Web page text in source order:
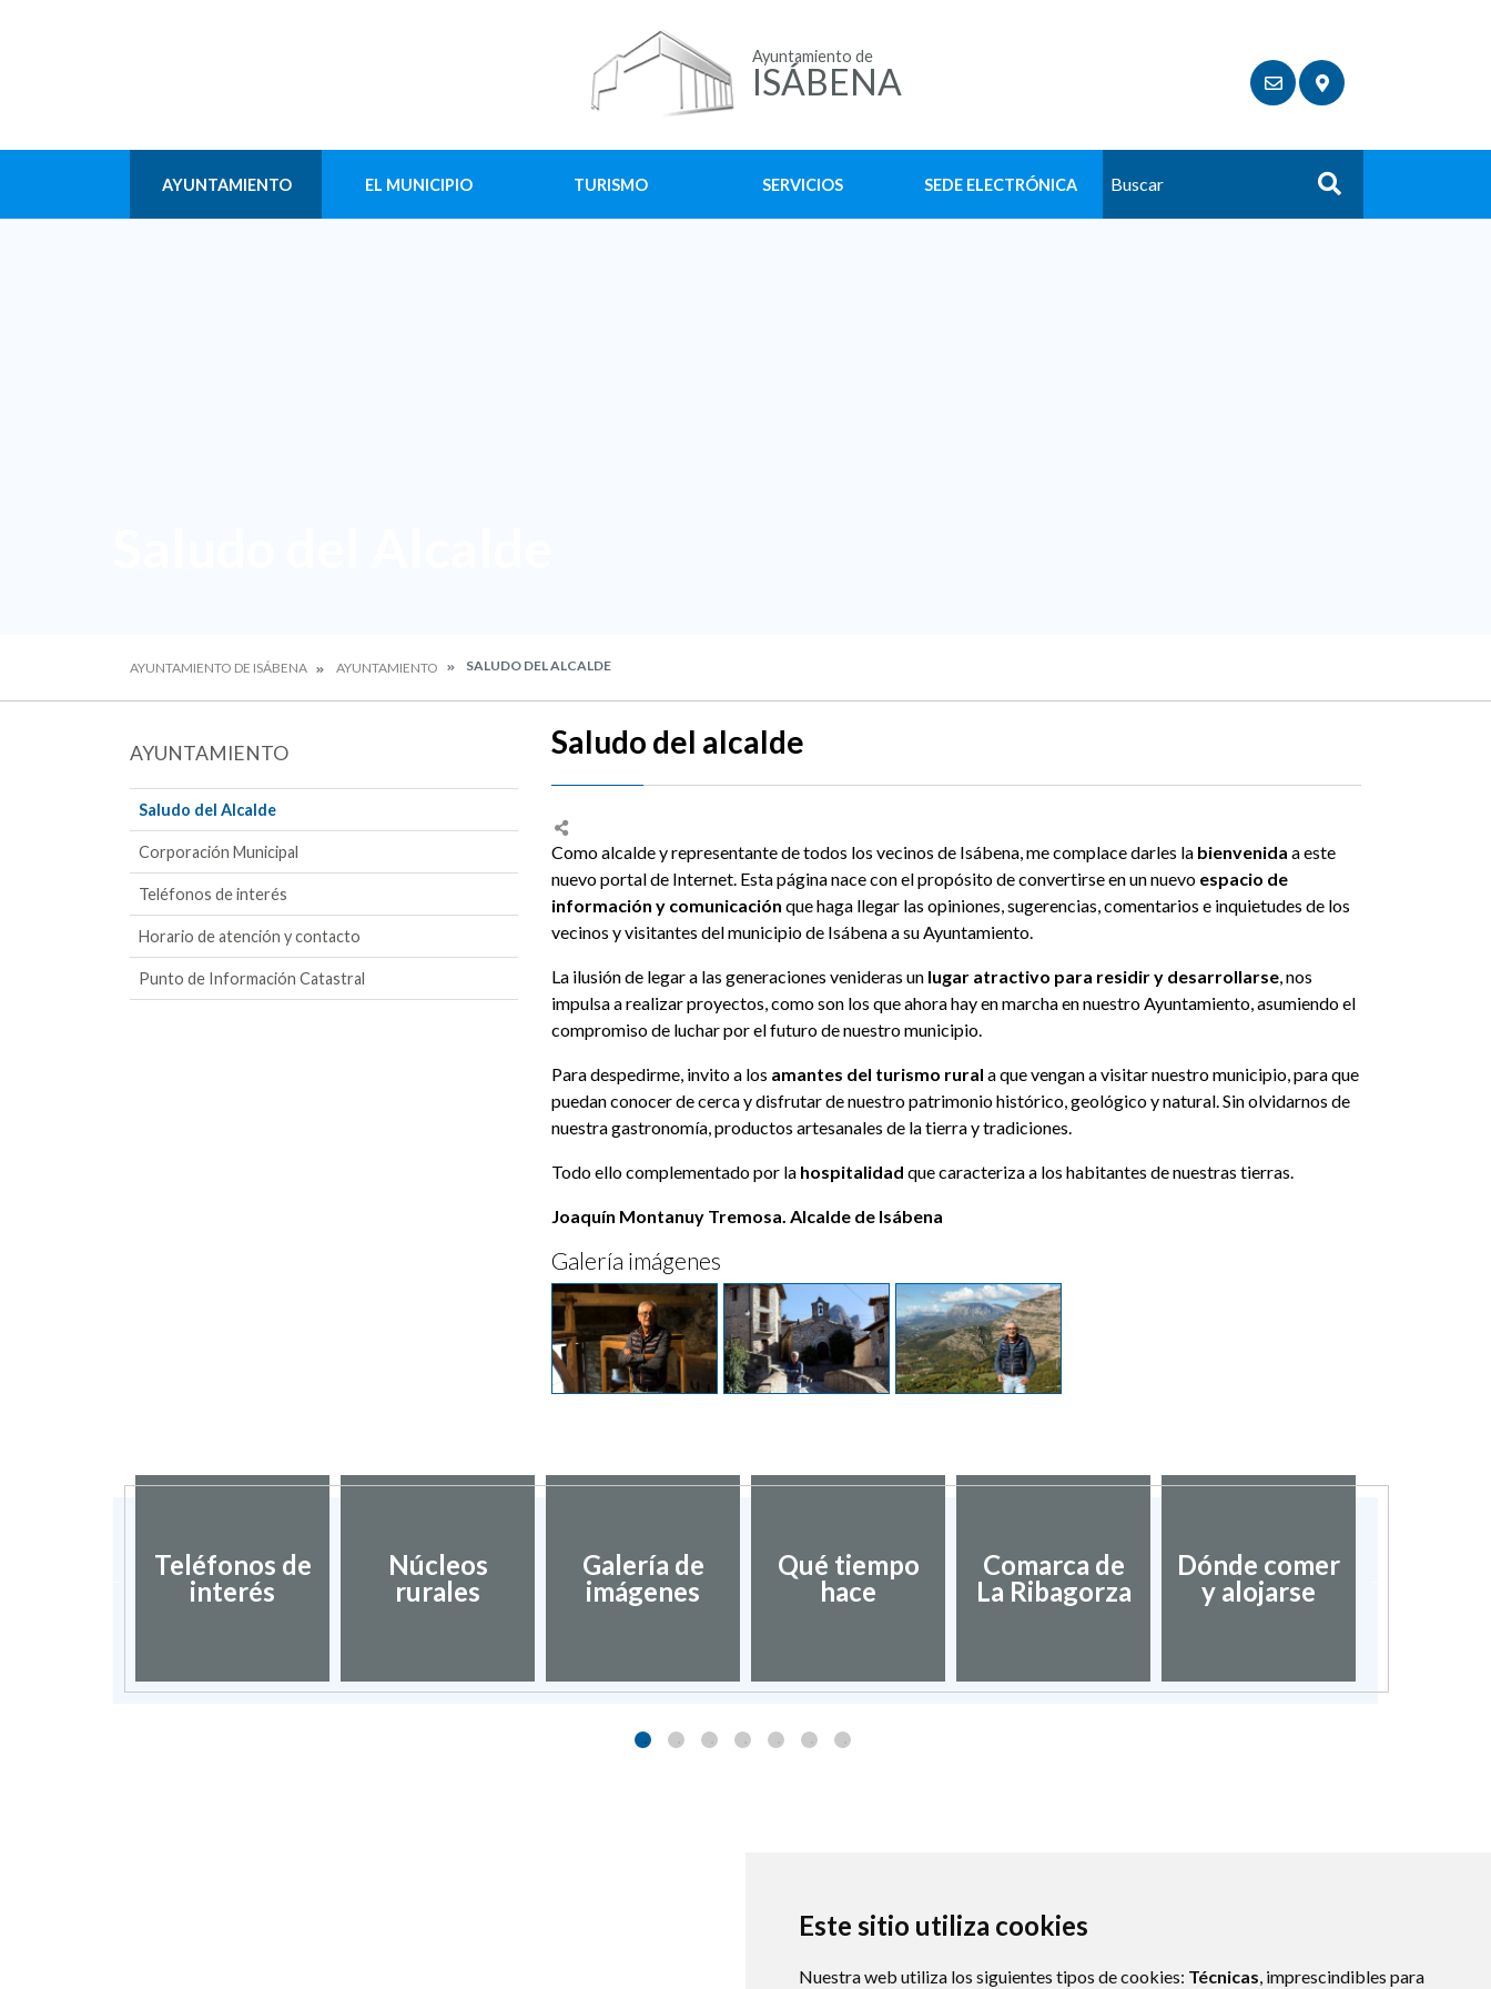
Este sitio utiliza cookies
Nuestra web utiliza los siguientes tipos de cookies: Técnicas, imprescindibles para
Ayuntamiento de
ISÁBENA
AYUNTAMIENTO EL MUNICIPIO TURISMO SERVICIOS SEDE ELECTRÓNICA Buscar
AYUNTAMIENTO DE ISÁBENA AYUNTAMIENTO SALUDO DEL ALCALDE
AYUNTAMIENTO
Saludo del Alcalde
Corporación Municipal
Teléfonos de interés
Horario de atención y contacto
Punto de Información Catastral
Saludo del alcalde
Como alcalde y representante de todos los vecinos de Isábena, me complace darles la bienvenida a este
nuevo portal de Internet. Esta página nace con el propósito de convertirse en un nuevo espacio de
información y comunicación que haga llegar las opiniones, sugerencias, comentarios e inquietudes de los
vecinos y visitantes del municipio de Isábena a su Ayuntamiento.
La ilusión de legar a las generaciones venideras un lugar atractivo para residir y desarrollarse, nos
impulsa a realizar proyectos, como son los que ahora hay en marcha en nuestro Ayuntamiento, asumiendo el
compromiso de luchar por el futuro de nuestro municipio.
Para despedirme, invito a los amantes del turismo rural a que vengan a visitar nuestro municipio, para que
puedan conocer de cerca y disfrutar de nuestro patrimonio histórico, geológico y natural. Sin olvidarnos de
nuestra gastronomía, productos artesanales de la tierra y tradiciones.
Todo ello complementado por la hospitalidad que caracteriza a los habitantes de nuestras tierras.
Joaquín Montanuy Tremosa. Alcalde de Isábena
Galería imágenes
Teléfonos de
interés
Núcleos
rurales
Galería de
imágenes
Qué tiempo
hace
Comarca de
La Ribagorza
Dónde comer
y alojarse